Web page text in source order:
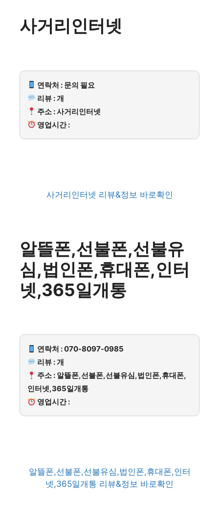
사거리인터넷
연락처 : 문의 필요
리뷰 : 개
주소 : 사거리인터넷
영업시간 :
사거리인터넷 리뷰&정보 바로확인
알뜰폰,선불폰,선불유
심,법인폰,휴대폰,인터
넷,365일개통
연락처 : 070-8097-0985
리뷰 : 개
주소 : 알뜰폰,선불폰,선불유심,법인폰,휴대폰,
인터넷,365일개통
영업시간 :
알뜰폰,선불폰,선불유심,법인폰,휴대폰,인터
넷,365일개통 리뷰&정보 바로확인